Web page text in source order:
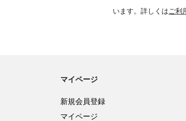
います。詳しくはご利
マイページ
新規会員登録
マイページ